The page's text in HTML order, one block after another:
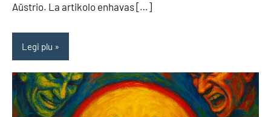
Aŭstrio. La artikolo enhavas […]
Legi plu